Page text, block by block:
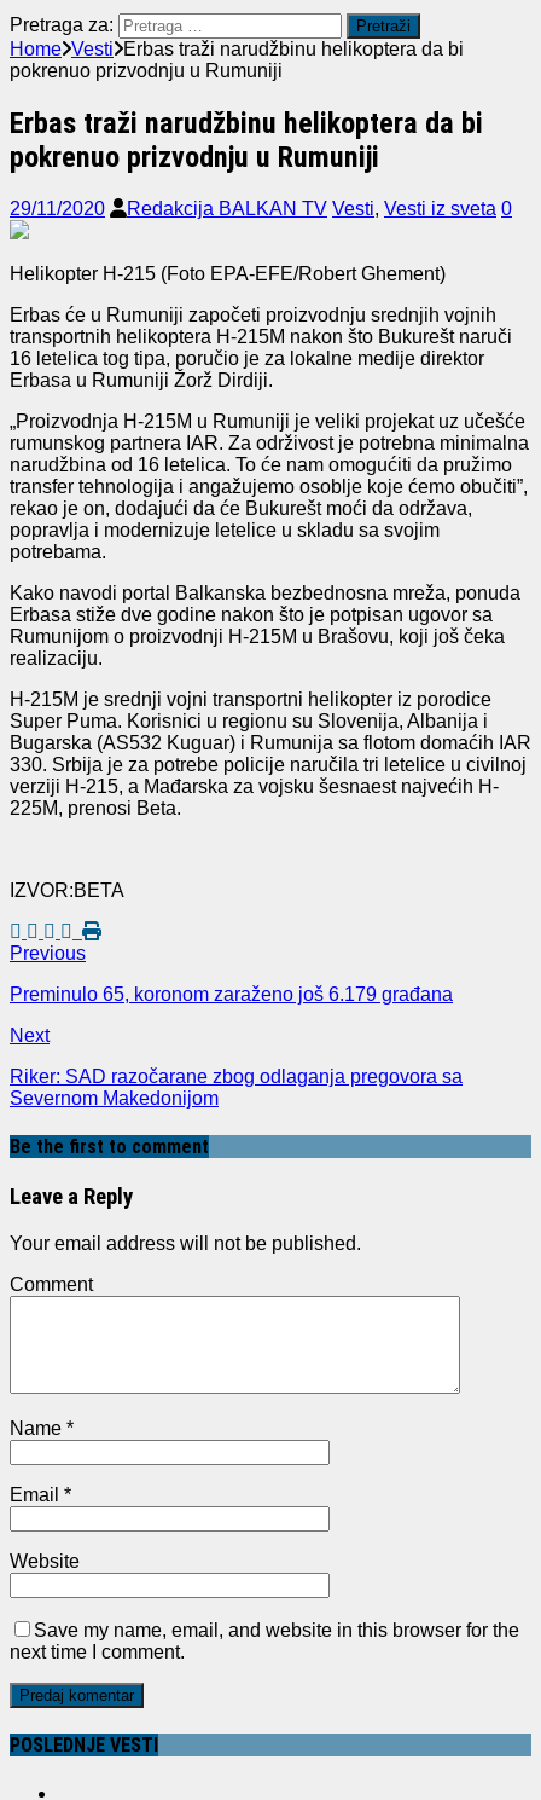
Pretraga za:
Home Vesti
Erbas traži narudžbinu helikoptera da bi
pokrenuo prizvodnju u Rumuniji
Erbas traži narudžbinu helikoptera da bi
pokrenuo prizvodnju u Rumuniji
29/11/2020 Redakcija BALKAN TV Vesti, Vesti iz sveta 0
Helikopter H-215 (Foto EPA-EFE/Robert Ghement)
Erbas će u Rumuniji započeti proizvodnju srednjih vojnih
transportnih helikoptera H-215M nakon što Bukurešt naruči
16 letelica tog tipa, poručio je za lokalne medije direktor
Erbasa u Rumuniji Žorž Dirdiji.
„Proizvodnja H-215M u Rumuniji je veliki projekat uz učešće
rumunskog partnera IAR. Za održivost je potrebna minimalna
narudžbina od 16 letelica. To će nam omogućiti da pružimo
transfer tehnologija i angažujemo osoblje koje ćemo obučiti”,
rekao je on, dodajući da će Bukurešt moći da održava,
popravlja i modernizuje letelice u skladu sa svojim
potrebama.
Kako navodi portal Balkanska bezbednosna mreža, ponuda
Erbasa stiže dve godine nakon što je potpisan ugovor sa
Rumunijom o proizvodnji H-215M u Brašovu, koji još čeka
realizaciju.
H-215M je srednji vojni transportni helikopter iz porodice
Super Puma. Korisnici u regionu su Slovenija, Albanija i
Bugarska (AS532 Kuguar) i Rumunija sa flotom domaćih IAR
330. Srbija je za potrebe policije naručila tri letelice u civilnoj
verziji H-215, a Mađarska za vojsku šesnaest najvećih H-
225M, prenosi Beta.
IZVOR:BETA
Previous
Preminulo 65, koronom zaraženo još 6.179 građana
Next
Riker: SAD razočarane zbog odlaganja pregovora sa
Severnom Makedonijom
Be the first to comment
Leave a Reply
Your email address will not be published.
Comment
Name *
Email *
Website
Save my name, email, and website in this browser for the
next time I comment.
POSLEDNJE VESTI